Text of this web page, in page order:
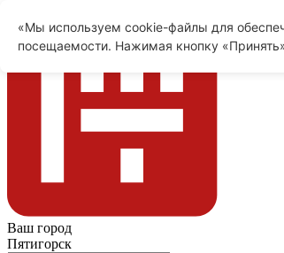
Ваш город
Пятигорск
«Мы используем cookie-файлы для
посещаемости. Нажимая кнопку